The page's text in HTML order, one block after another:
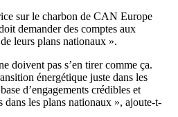
sur le charbon de CAN Europe
demander des comptes aux
leurs plans nationaux ».
doivent pas s’en tirer comme ça.
énergétique juste dans les
d’engagements crédibles et
les plans nationaux », ajoute-t-